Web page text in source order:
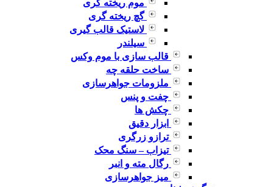
موم ریخته گری
گچ ریخته گری
لاستیک قالب گیری
سیلندر
قالب سازی با موم وکس
ساخت حلقه چه
ملزومات جواهرسازی
چفت و پنس
چکش ها
ابزار دقیق
ترازو زرگری
تیزاب – سنگ محک
رگال مته و انبر
میز جواهرسازی